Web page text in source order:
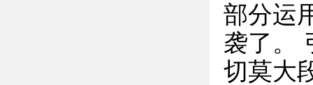
部分运
袭了。
切莫大